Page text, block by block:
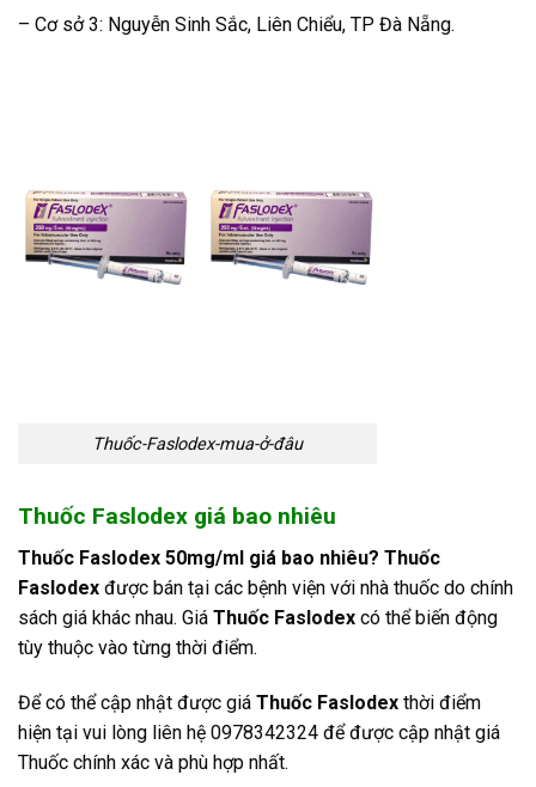
– Cơ sở 3: Nguyễn Sinh Sắc, Liên Chiểu, TP Đà Nẵng.
Thuốc-Faslodex-mua-ở-đâu
Thuốc Faslodex giá bao nhiêu
Thuốc Faslodex 50mg/ml giá bao nhiêu? Thuốc
Faslodex được bán tại các bệnh viện với nhà thuốc do chính
sách giá khác nhau. Giá Thuốc Faslodex có thể biến động
tùy thuộc vào từng thời điểm.
Để có thể cập nhật được giá Thuốc Faslodex thời điểm
hiện tại vui lòng liên hệ 0978342324 để được cập nhật giá
Thuốc chính xác và phù hợp nhất.